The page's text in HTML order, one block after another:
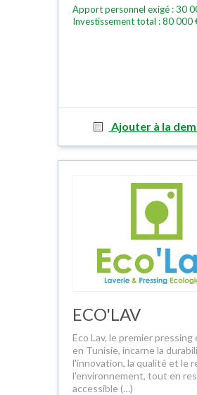
Apport personnel exigé : 30
Investissement total : 80 000
Ajouter à la
ECO'LAV
Eco Lav, le premier pressing
en Tunisie, incarne la
l'innovation, la qualité et le
l'environnement, tout en
accessible (…)